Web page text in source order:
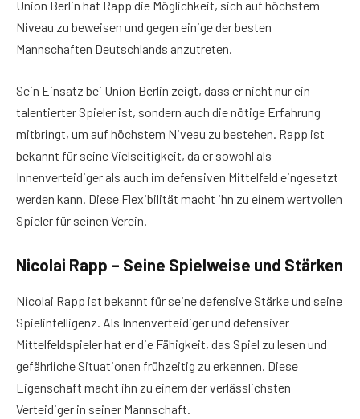
Union Berlin hat Rapp die Möglichkeit, sich auf höchstem
Niveau zu beweisen und gegen einige der besten
Mannschaften Deutschlands anzutreten.
Sein Einsatz bei Union Berlin zeigt, dass er nicht nur ein
talentierter Spieler ist, sondern auch die nötige Erfahrung
mitbringt, um auf höchstem Niveau zu bestehen. Rapp ist
bekannt für seine Vielseitigkeit, da er sowohl als
Innenverteidiger als auch im defensiven Mittelfeld eingesetzt
werden kann. Diese Flexibilität macht ihn zu einem wertvollen
Spieler für seinen Verein.
Nicolai Rapp – Seine Spielweise und Stärken
Nicolai Rapp ist bekannt für seine defensive Stärke und seine
Spielintelligenz. Als Innenverteidiger und defensiver
Mittelfeldspieler hat er die Fähigkeit, das Spiel zu lesen und
gefährliche Situationen frühzeitig zu erkennen. Diese
Eigenschaft macht ihn zu einem der verlässlichsten
Verteidiger in seiner Mannschaft.